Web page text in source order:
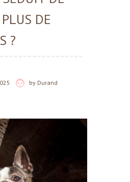
DE
?
by Durand